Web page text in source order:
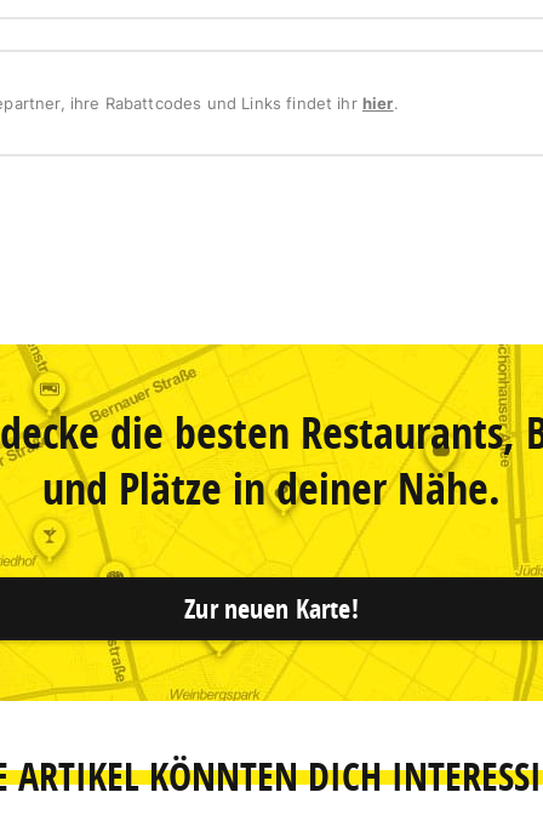
ihre Rabattcodes und Links findet ihr hier.
die besten Restaurants,
und Plätze in deiner Nähe.
Zur neuen Karte!
ARTIKEL KÖNNTEN DICH